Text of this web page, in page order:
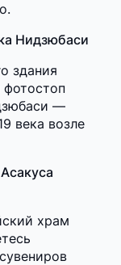
Нидзюбаси
здания
фотостоп
—
века возле
храм